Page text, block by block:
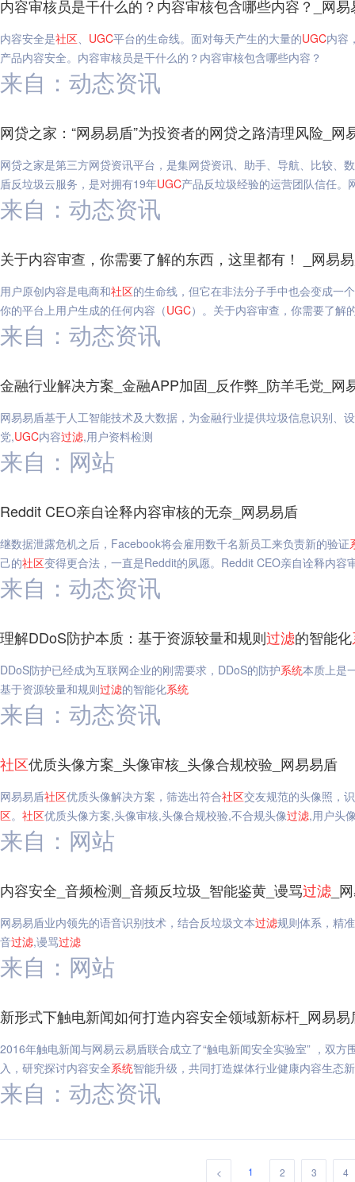
内容审核员是干什么的？内容审核包含哪些内容？_网易
内容安全是社区、 UGC平台的生命线。面对每天产生的大量的UGC内容
产品内容安全。内容审核员是干什么的？内容审核包含哪些内容？
来自：动态资讯
网贷之家：“网易易盾”为投资者的网贷之路清理风险_网
网贷之家是第三方网贷资讯平台，是集网贷资讯、助手、导航、比较、
盾反垃圾云服务，是对拥有19年UGC产品反垃圾经验的运营团队信任。
来自：动态资讯
关于内容审查，你需要了解的东西，这里都有！ _网易
用户原创内容是电商和社区的生命线，但它在非法分子手中也会变成一
你的平台上用户生成的任何内容（UGC）。关于内容审查，你需要了解
来自：动态资讯
金融行业解决方案_金融APP加固_反作弊_防羊毛党_网
网易易盾基于人工智能技术及大数据，为金融行业提供垃圾信息识别、
党,UGC内容过滤,用户资料检测
来自：网站
Reddit CEO亲自诠释内容审核的无奈_网易易盾
继数据泄露危机之后，Facebook将会雇用数千名新员工来负责新的验证
己的社区变得更合法，一直是Reddit的夙愿。Reddit CEO亲自诠释内容
来自：动态资讯
理解DDoS防护本质：基于资源较量和规则过滤的智能化
DDoS防护已经成为互联网企业的刚需要求，DDoS的防护系统本质上是
基于资源较量和规则过滤的智能化系统
来自：动态资讯
社区优质头像方案_头像审核_头像合规校验_网易易盾
网易易盾社区优质头像解决方案，筛选出符合社区交友规范的头像照，
区。 社区优质头像方案,头像审核,头像合规校验,不合规头像过滤,用户头
来自：网站
内容安全_音频检测_音频反垃圾_智能鉴黄_谩骂过滤 _
网易易盾业内领先的语音识别技术，结合反垃圾文本过滤规则体系，精
音过滤,谩骂过滤
来自：网站
新形式下触电新闻如何打造内容安全领域新标杆_网易易
2016年触电新闻与网易云易盾联合成立了“触电新闻安全实验室” ，双
入，研究探讨内容安全系统智能升级，共同打造媒体行业健康内容生态
来自：动态资讯
< 1 2 3 4